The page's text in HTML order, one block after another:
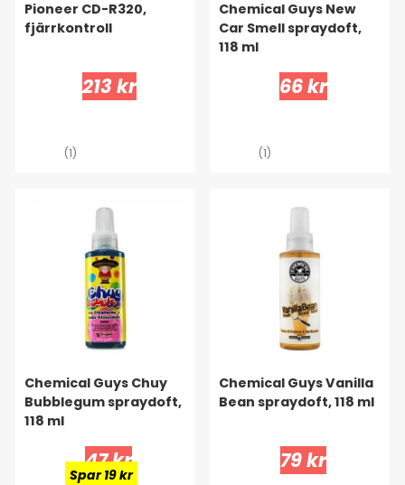
Pioneer CD-R320,
fjärrkontroll
213 kr
(1)
Chemical Guys New
Car Smell spraydoft,
118 ml
66 kr
(1)
Chemical Guys Chuy
Bubblegum spraydoft,
118 ml
47 kr
Spar 19 kr
Chemical Guys Vanilla
Bean spraydoft, 118 ml
79 kr